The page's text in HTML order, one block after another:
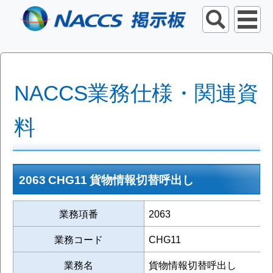
NACCS業務仕様・関連資
料
2063 CHG11 貨物情報切替呼出し
業務項番
2063
業務コード
CHG11
業務名
貨物情報切替呼出し